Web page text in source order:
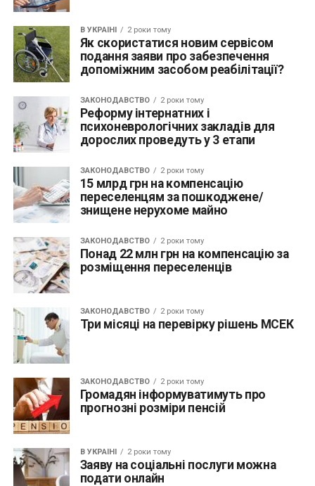
В УКРАЇНІ 2 роки тому
Як скористатися новим сервісом
подання заяви про забезпечення
допоміжним засобом реабілітації?
ЗАКОНОДАВСТВО 2 роки тому
Реформу інтернатних і
психоневрологічних закладів для
дорослих проведуть у 3 етапи
ЗАКОНОДАВСТВО 2 роки тому
15 млрд грн на компенсацію
переселенцям за пошкоджене/
знищене нерухоме майно
ЗАКОНОДАВСТВО 2 роки тому
Понад 22 млн грн на компенсацію за
розміщення переселенців
ЗАКОНОДАВСТВО 2 роки тому
Три місяці на перевірку рішень МСЕК
ЗАКОНОДАВСТВО 2 роки тому
Громадян інформуватимуть про
прогнозні розміри пенсій
В УКРАЇНІ 2 роки тому
Заяву на соціальні послуги можна
подати онлайн